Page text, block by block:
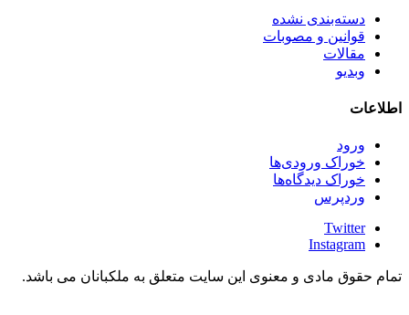
دسته‌بندی نشده
قوانین و مصوبات
مقالات
وبدیو
اطلاعات
ورود
خوراک ورودی‌ها
خوراک دیدگاه‌ها
وردپرس
Twitter
Instagram
تمام حقوق مادی و معنوی این سایت متعلق به ملکبانان می باشد.